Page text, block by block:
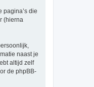
pagina’s die
(hierna
naast je
altijd zelf
de phpBB-